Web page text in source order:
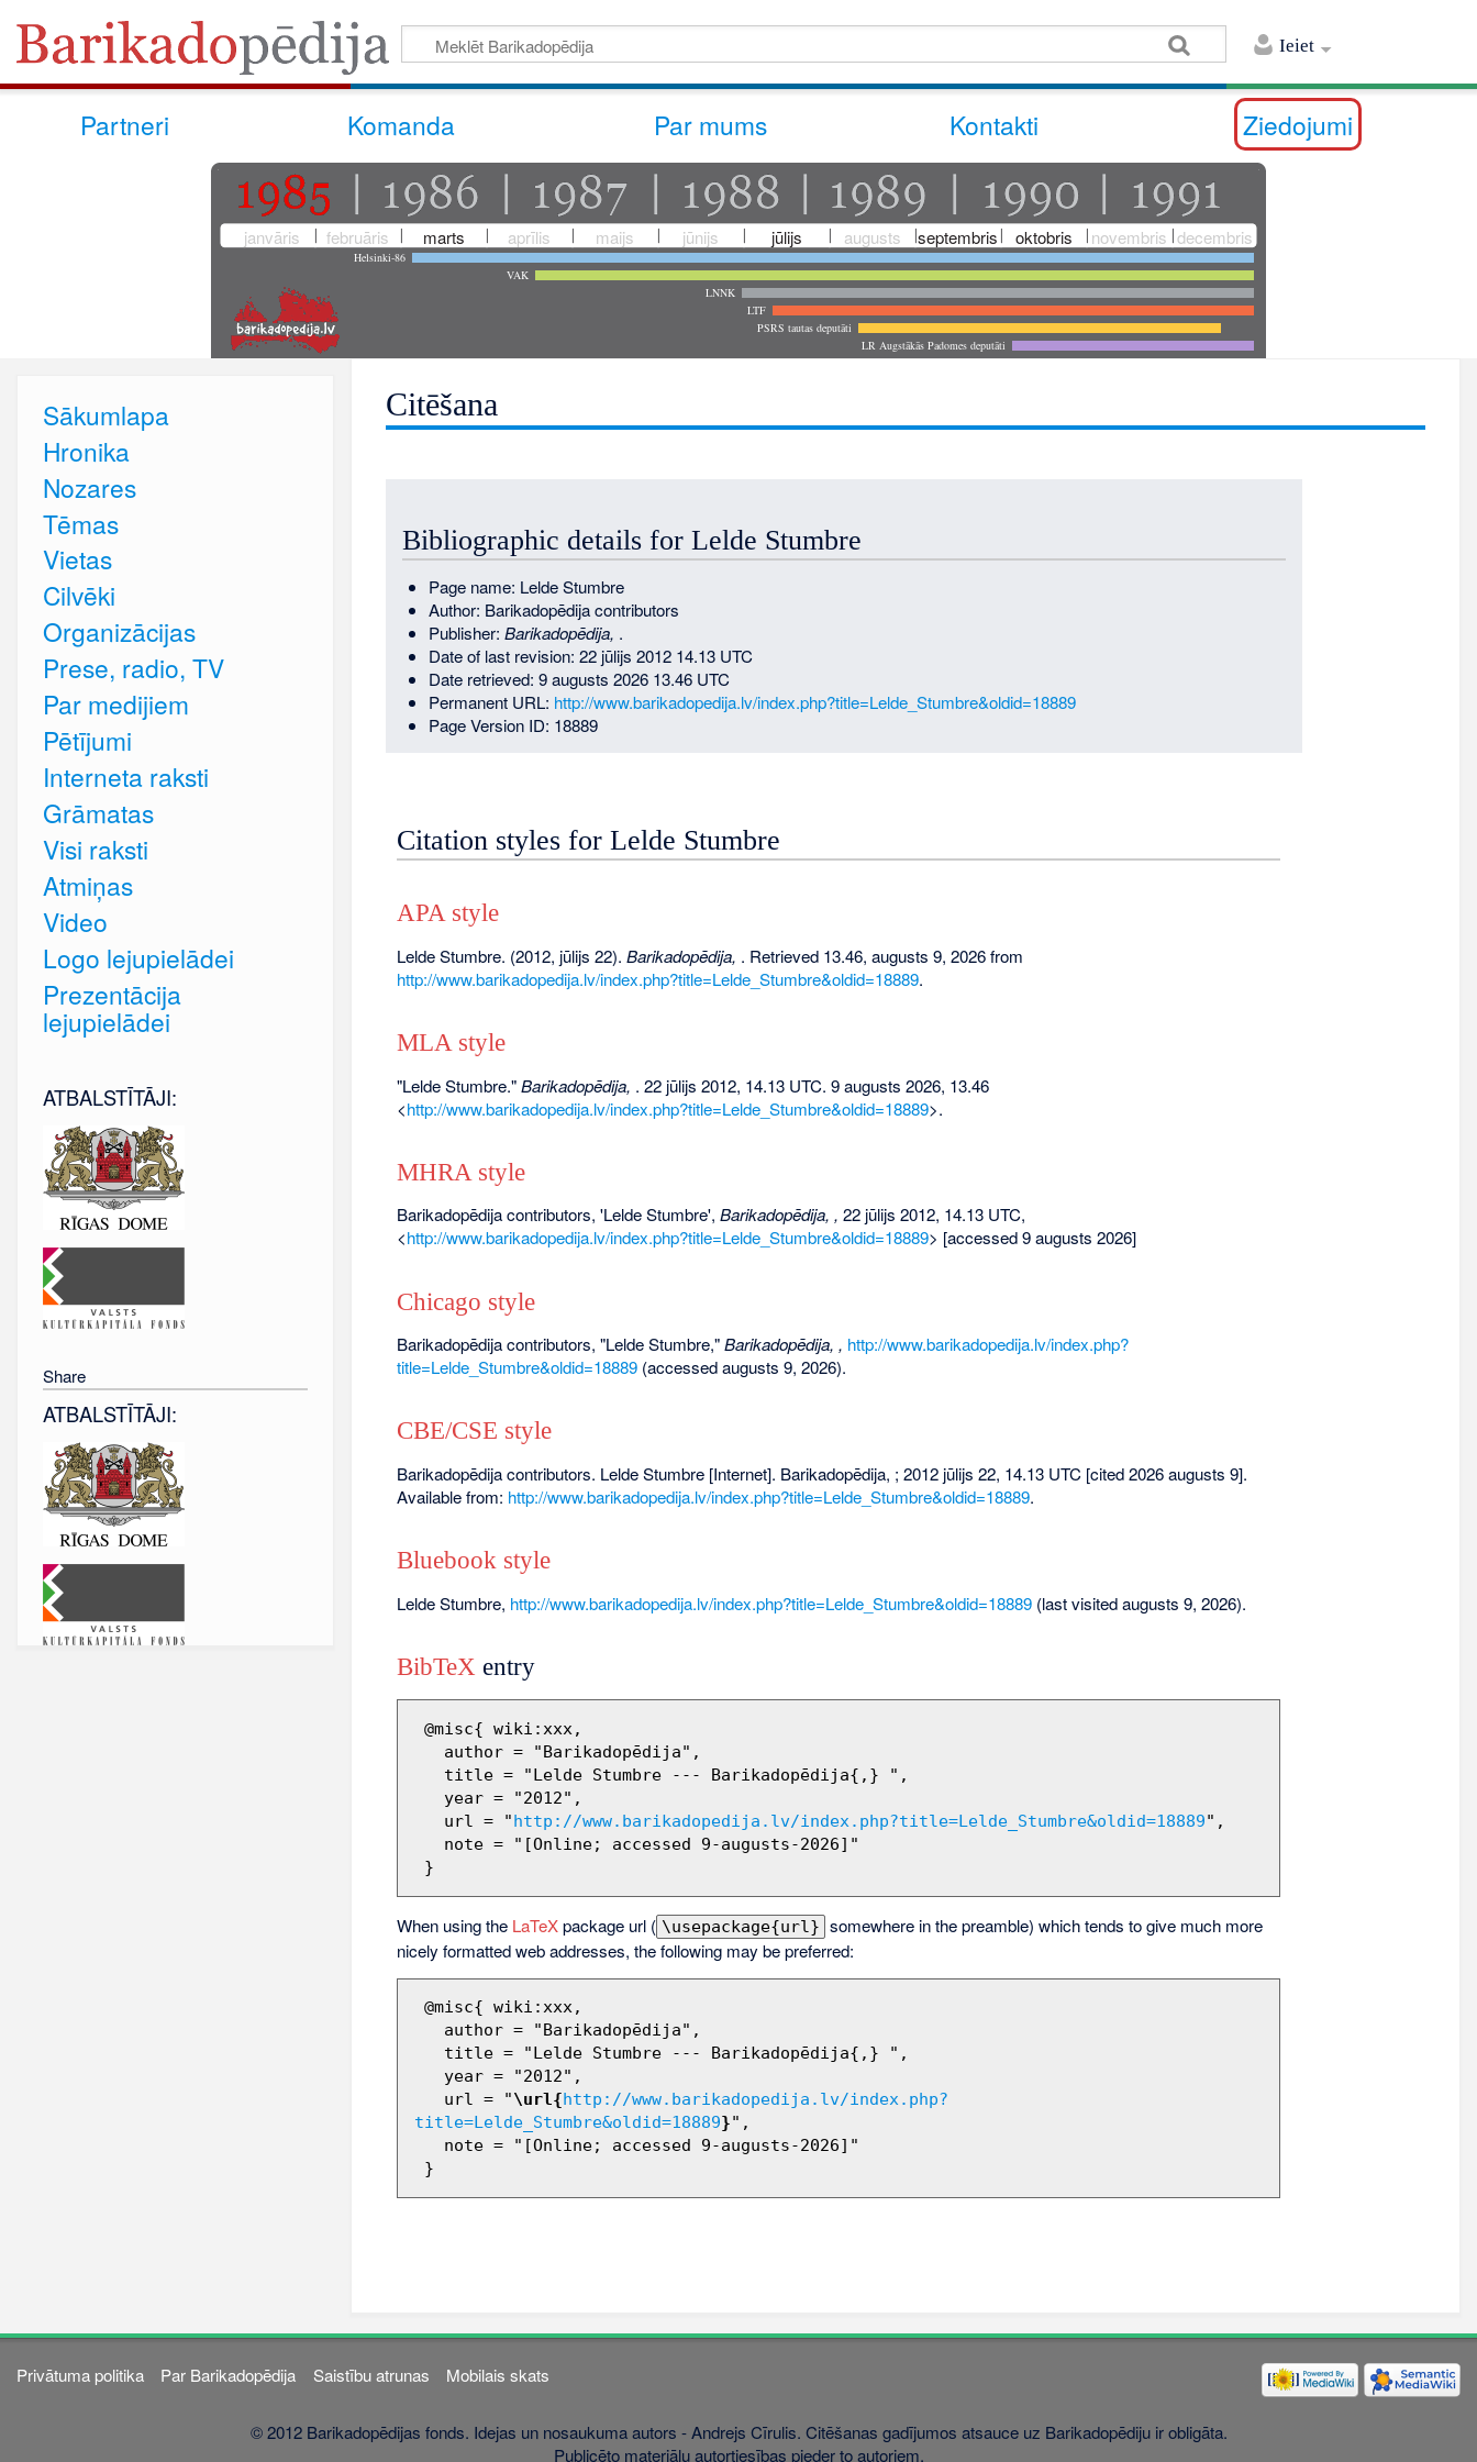
Ieiet
Partneri Komanda Par mums Kontakti Ziedojumi
janvāris februāris marts aprīlis maijs jūnijs jūlijs augusts septembris oktobris novembris decembris
Helsinki-86
VAK
LNNK
LTF
PSRS tautas deputāti
LR Augstākās Padomes deputāti
Citēšana
Bibliographic details for Lelde Stumbre
Page name: Lelde Stumbre
Author: Barikadopēdija contributors
Publisher: Barikadopēdija, .
Date of last revision: 22 jūlijs 2012 14.13 UTC
Date retrieved: 9 augusts 2026 13.46 UTC
Permanent URL: http://www.barikadopedija.lv/index.php?title=Lelde_Stumbre&oldid=18889
Page Version ID: 18889
Citation styles for Lelde Stumbre
APA style
Lelde Stumbre. (2012, jūlijs 22). Barikadopēdija, . Retrieved 13.46, augusts 9, 2026 from
http://www.barikadopedija.lv/index.php?title=Lelde_Stumbre&oldid=18889.
MLA style
"Lelde Stumbre."Barikadopēdija, . 22 jūlijs 2012, 14.13 UTC. 9 augusts 2026, 13.46
<http://www.barikadopedija.lv/index.php?title=Lelde_Stumbre&oldid=18889>.
MHRA style
Barikadopēdija contributors, 'Lelde Stumbre', Barikadopēdija, , 22 jūlijs 2012, 14.13 UTC,
<http://www.barikadopedija.lv/index.php?title=Lelde_Stumbre&oldid=18889> [accessed 9 augusts 2026]
Chicago style
Barikadopēdija contributors, "Lelde Stumbre,"Barikadopēdija, , http://www.barikadopedija.lv/index.php?
title=Lelde_Stumbre&oldid=18889(accessed augusts 9, 2026).
CBE/CSE style
Barikadopēdija contributors. Lelde Stumbre [Internet]. Barikadopēdija, ; 2012 jūlijs 22, 14.13 UTC [cited 2026 augusts 9].
Available from: http://www.barikadopedija.lv/index.php?title=Lelde_Stumbre&oldid=18889.
Bluebook style
Lelde Stumbre, http://www.barikadopedija.lv/index.php?title=Lelde_Stumbre&oldid=18889(last visited augusts 9, 2026).
BibTeX entry
   url = "
http://www.barikadopedija.lv/index.php?title=Lelde_Stumbre&oldid=18889",
When using the LaTeXpackage url ( \usepackage{url} somewhere in the preamble) which tends to give much more
nicely formatted web addresses, the following may be preferred:
   url = "
\url{http://www.barikadopedija.lv/index.php?
title=Lelde_Stumbre&oldid=18889}",
Sākumlapa
Hronika
Nozares
Tēmas
Vietas
Cilvēki
Organizācijas
Prese, radio, TV
Par medijiem
Pētījumi
Interneta raksti
Grāmatas
Visi raksti
Atmiņas
Video
Logo lejupielādei
Prezentācija
lejupielādei
ATBALSTĪTĀJI:
Share
ATBALSTĪTĀJI:
Privātuma politika Par Barikadopēdija Saistību atrunas Mobilais skats
© 2012 Barikadopēdijas fonds. Idejas un nosaukuma autors - Andrejs Cīrulis. Citēšanas gadījumos atsauce uz Barikadopēdiju ir obligāta.
Publicēto materiālu autortiesības pieder to autoriem.